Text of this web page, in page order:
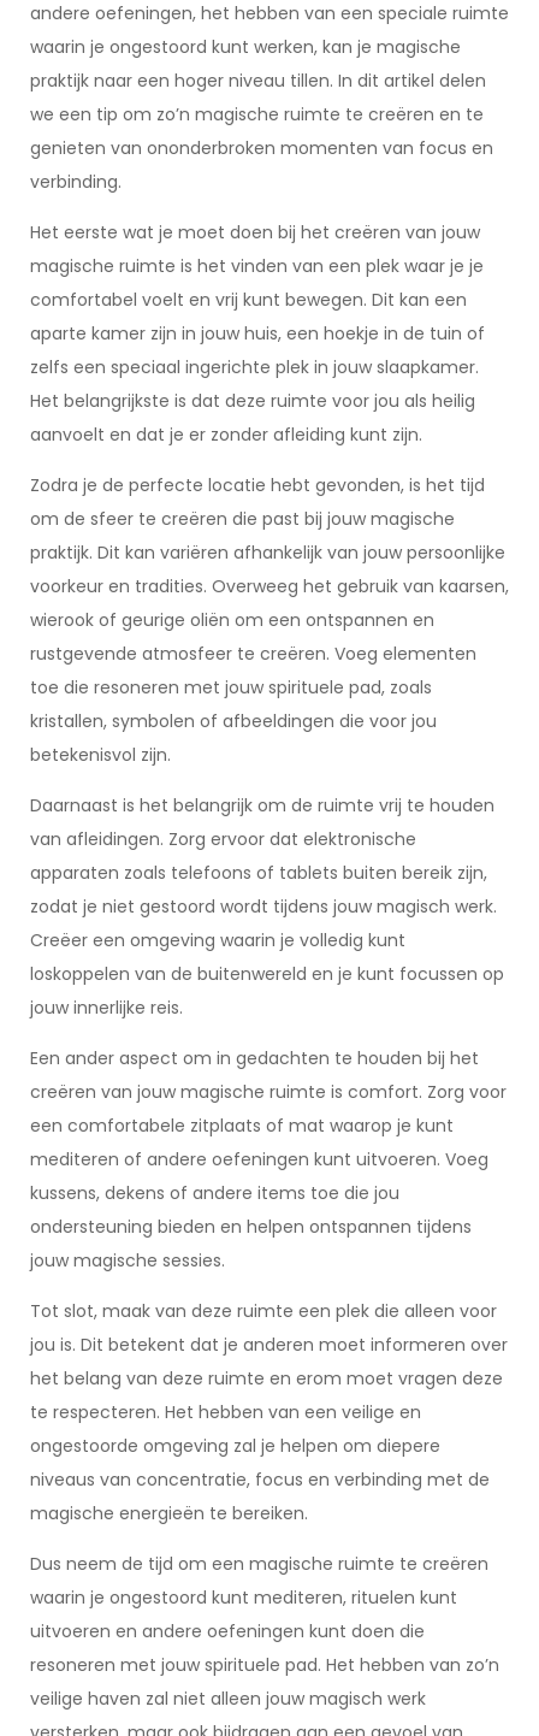
andere oefeningen, het hebben van een speciale ruimte
waarin je ongestoord kunt werken, kan je magische
praktijk naar een hoger niveau tillen. In dit artikel delen
we een tip om zo’n magische ruimte te creëren en te
genieten van ononderbroken momenten van focus en
verbinding.
Het eerste wat je moet doen bij het creëren van jouw
magische ruimte is het vinden van een plek waar je je
comfortabel voelt en vrij kunt bewegen. Dit kan een
aparte kamer zijn in jouw huis, een hoekje in de tuin of
zelfs een speciaal ingerichte plek in jouw slaapkamer.
Het belangrijkste is dat deze ruimte voor jou als heilig
aanvoelt en dat je er zonder afleiding kunt zijn.
Zodra je de perfecte locatie hebt gevonden, is het tijd
om de sfeer te creëren die past bij jouw magische
praktijk. Dit kan variëren afhankelijk van jouw persoonlijke
voorkeur en tradities. Overweeg het gebruik van kaarsen,
wierook of geurige oliën om een ontspannen en
rustgevende atmosfeer te creëren. Voeg elementen
toe die resoneren met jouw spirituele pad, zoals
kristallen, symbolen of afbeeldingen die voor jou
betekenisvol zijn.
Daarnaast is het belangrijk om de ruimte vrij te houden
van afleidingen. Zorg ervoor dat elektronische
apparaten zoals telefoons of tablets buiten bereik zijn,
zodat je niet gestoord wordt tijdens jouw magisch werk.
Creëer een omgeving waarin je volledig kunt
loskoppelen van de buitenwereld en je kunt focussen op
jouw innerlijke reis.
Een ander aspect om in gedachten te houden bij het
creëren van jouw magische ruimte is comfort. Zorg voor
een comfortabele zitplaats of mat waarop je kunt
mediteren of andere oefeningen kunt uitvoeren. Voeg
kussens, dekens of andere items toe die jou
ondersteuning bieden en helpen ontspannen tijdens
jouw magische sessies.
Tot slot, maak van deze ruimte een plek die alleen voor
jou is. Dit betekent dat je anderen moet informeren over
het belang van deze ruimte en erom moet vragen deze
te respecteren. Het hebben van een veilige en
ongestoorde omgeving zal je helpen om diepere
niveaus van concentratie, focus en verbinding met de
magische energieën te bereiken.
Dus neem de tijd om een magische ruimte te creëren
waarin je ongestoord kunt mediteren, rituelen kunt
uitvoeren en andere oefeningen kunt doen die
resoneren met jouw spirituele pad. Het hebben van zo’n
veilige haven zal niet alleen jouw magisch werk